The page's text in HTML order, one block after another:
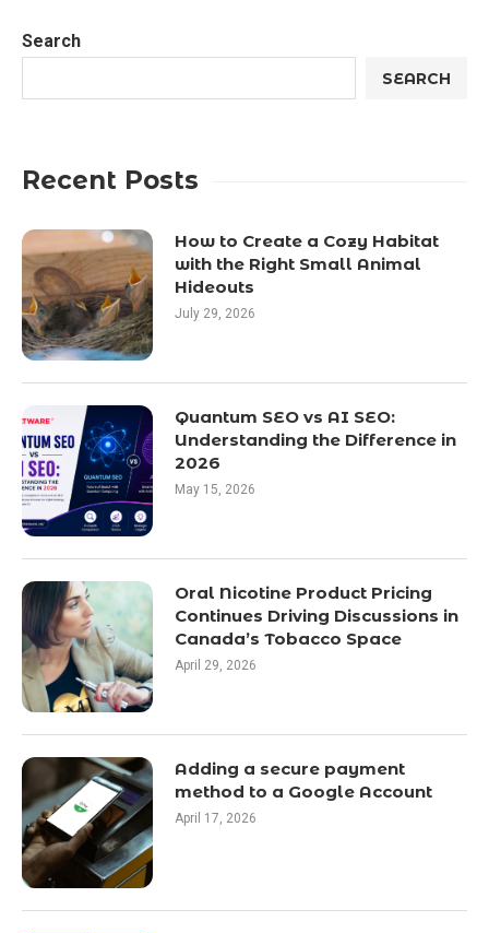
Search
SEARCH
Recent Posts
How to Create a Cozy Habitat
with the Right Small Animal
Hideouts
July 29, 2026
Quantum SEO vs AI SEO:
Understanding the Difference in
2026
May 15, 2026
Oral Nicotine Product Pricing
Continues Driving Discussions in
Canada’s Tobacco Space
April 29, 2026
Adding a secure payment
method to a Google Account
April 17, 2026